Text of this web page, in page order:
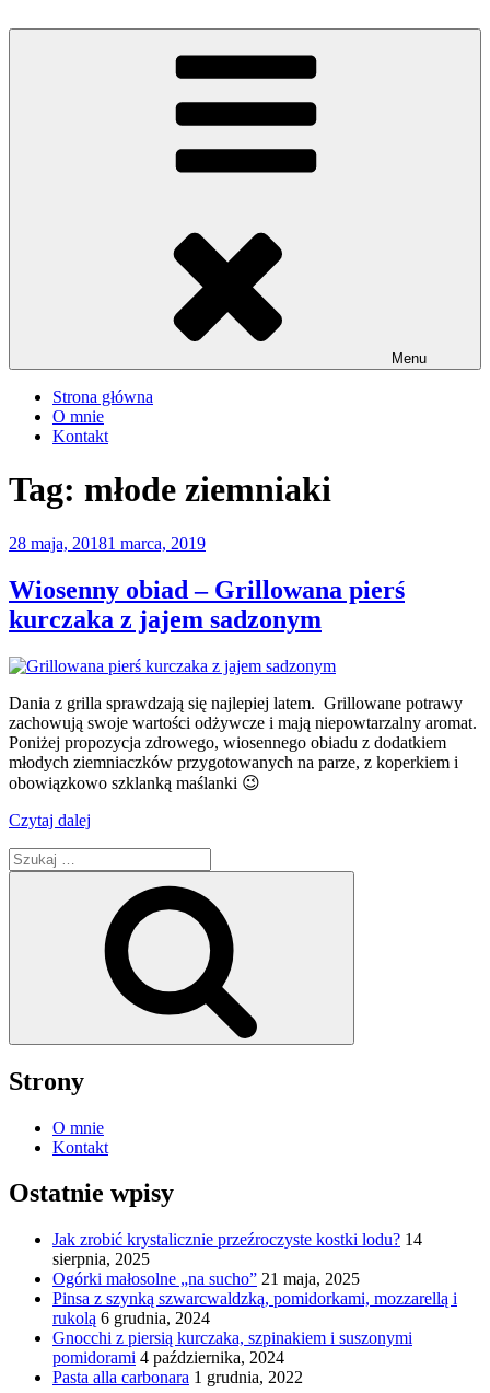
do
Menu
Strona główna
O mnie
Kontakt
Tag: młode ziemniaki
Opublikowane
28 maja, 20181 marca, 2019
Wiosenny obiad – Grillowana pierś
kurczaka z jajem sadzonym
Dania z grilla sprawdzają się najlepiej latem. Grillowane potrawy
zachowują swoje wartości odżywcze i mają niepowtarzalny aromat.
Poniżej propozycja zdrowego, wiosennego obiadu z dodatkiem
młodych ziemniaczków przygotowanych na parze, z koperkiem i
obowiązkowo szklanką maślanki 😉
Czytaj dalej
Grillowana
kurczaka
jajem
sadzonym”
Szukaj:
Strony
O mnie
Kontakt
Ostatnie wpisy
Jak zrobić krystalicznie przeźroczyste kostki lodu? 14
sierpnia, 2025
Ogórki małosolne „na sucho” 21 maja, 2025
Pinsa z szynką szwarcwaldzką, pomidorkami, mozzarellą i
rukolą 6 grudnia, 2024
Gnocchi z piersią kurczaka, szpinakiem i suszonymi
pomidorami 4 października, 2024
Pasta alla carbonara 1 grudnia, 2022